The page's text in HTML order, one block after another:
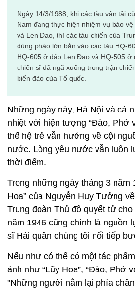
Ngày 14/3/1988, khi các tàu vận tải
Nam đang thực hiện nhiệm vụ bảo
và Len Đao, thì các tàu chiến của
dùng pháo lớn bắn vào các tàu HQ-
HQ-605 ở đảo Len Đao và HQ-505
chiến sĩ đã ngã xuống trong trận
biển đảo của Tổ quốc.
Những ngày này, Hà Nội và cả
nhiệt với hiện tượng “Đào, Phở
thế hệ trẻ vẫn hướng về cội
nước. Lòng yêu nước vẫn luôn
thời điểm.
Trong những ngày tháng 3 năm
Hoa” của Nguyễn Huy Tưởng
Trung đoàn Thủ đô quyết tử
năm 1946 cũng chính là nguồn
sĩ Hải quân chúng tôi nối tiếp
Nếu như có thể có một tác
ảnh như “Lũy Hoa”, “Đào, Phở
"Những người nằm lại phía